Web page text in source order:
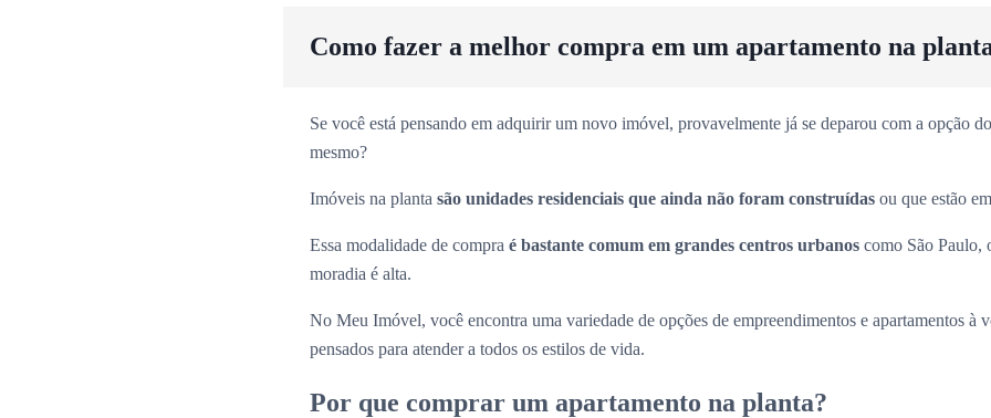
Como fazer a melhor compra em um apartamento na
Se você está pensando em adquirir um novo imóvel, provavelmente já se deparou com a opção
mesmo?
Imóveis na planta são unidades residenciais que ainda não foram construídas ou que estão
Essa modalidade de compra é bastante comum em grandes centros urbanos como São Paulo,
moradia é alta.
No Meu Imóvel, você encontra uma variedade de opções de empreendimentos e apartamentos à
pensados para atender a todos os estilos de vida.
Por que comprar um apartamento na planta?